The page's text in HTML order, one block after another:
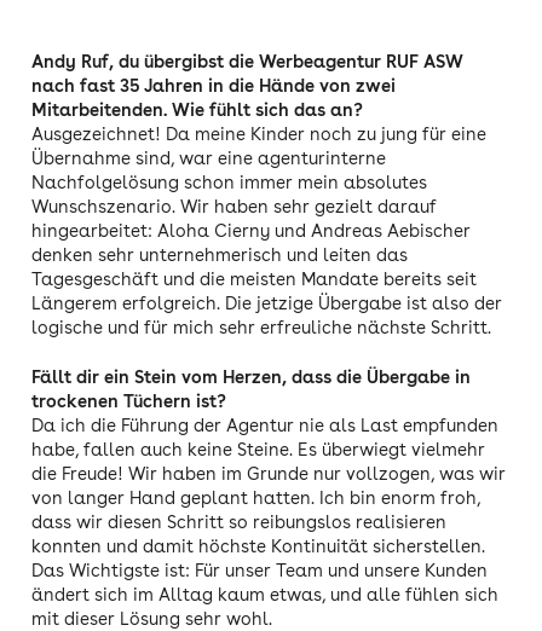
Andy Ruf, du übergibst die Werbeagentur RUF ASW
nach fast 35 Jahren in die Hände von zwei
Mitarbeitenden. Wie fühlt sich das an?
Ausgezeichnet! Da meine Kinder noch zu jung für eine
Übernahme sind, war eine agenturinterne
Nachfolgelösung schon immer mein absolutes
Wunschszenario. Wir haben sehr gezielt darauf
hingearbeitet: Aloha Cierny und Andreas Aebischer
denken sehr unternehmerisch und leiten das
Tagesgeschäft und die meisten Mandate bereits seit
Längerem erfolgreich. Die jetzige Übergabe ist also der
logische und für mich sehr erfreuliche nächste Schritt.
Fällt dir ein Stein vom Herzen, dass die Übergabe in
trockenen Tüchern ist?
Da ich die Führung der Agentur nie als Last empfunden
habe, fallen auch keine Steine. Es überwiegt vielmehr
die Freude! Wir haben im Grunde nur vollzogen, was wir
von langer Hand geplant hatten. Ich bin enorm froh,
dass wir diesen Schritt so reibungslos realisieren
konnten und damit höchste Kontinuität sicherstellen.
Das Wichtigste ist: Für unser Team und unsere Kunden
ändert sich im Alltag kaum etwas, und alle fühlen sich
mit dieser Lösung sehr wohl.